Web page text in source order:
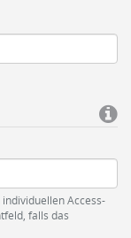
individuellen Access-
falls das